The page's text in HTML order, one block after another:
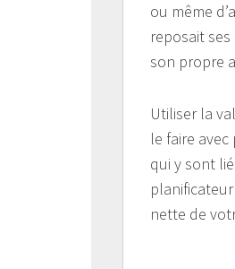
ou même
reposait
son propre
Utiliser la
le faire
qui y sont
nette de